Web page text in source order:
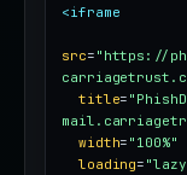
<iframe
src= "https://
title=
width= "100%"
loading=